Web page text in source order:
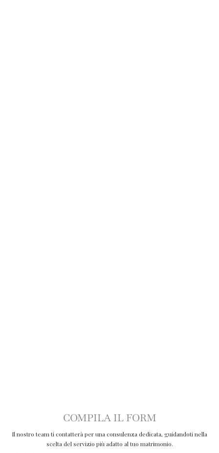
COMPILA IL FORM
Il nostro team ti contatterà per una consulenza dedicata, guidandoti nella
scelta del servizio più adatto al tuo matrimonio.